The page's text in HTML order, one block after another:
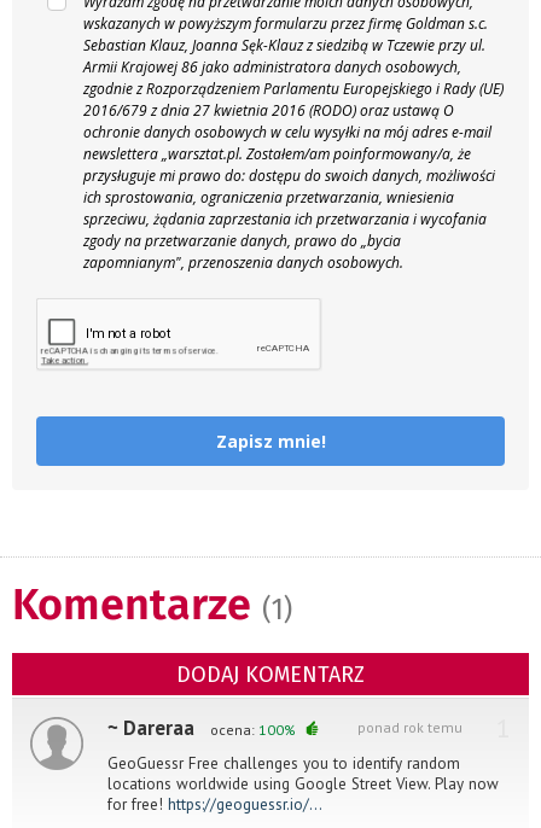
wskazanych w powyższym formularzu przez firmę Goldman s.c.
Sebastian Klauz, Joanna Sęk-Klauz z siedzibą w Tczewie przy ul.
Armii Krajowej 86 jako administratora danych osobowych,
zgodnie z Rozporządzeniem Parlamentu Europejskiego i Rady (UE)
2016/679 z dnia 27 kwietnia 2016 (RODO) oraz ustawą O
ochronie danych osobowych w celu wysyłki na mój adres e-mail
newslettera „warsztat.pl. Zostałem/am poinformowany/a, że
przysługuje mi prawo do: dostępu do swoich danych, możliwości
ich sprostowania, ograniczenia przetwarzania, wniesienia
sprzeciwu, żądania zaprzestania ich przetwarzania i wycofania
zgody na przetwarzanie danych, prawo do „bycia
zapomnianym", przenoszenia danych osobowych.
Zapisz mnie!
Komentarze (1)
DODAJ KOMENTARZ
~ Dareraa
ponad rok temu
ocena: 100%
GeoGuessr Free challenges you to identify random
locations worldwide using Google Street View. Play now
for free! https://geoguessr.io/...